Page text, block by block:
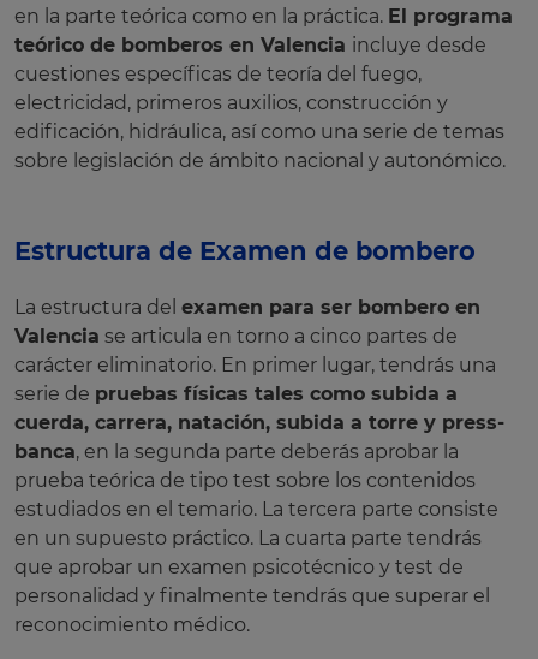
en la parte teórica como en la práctica. El programa
teórico de bomberos en Valencia incluye desde
cuestiones específicas de teoría del fuego,
electricidad, primeros auxilios, construcción y
edificación, hidráulica, así como una serie de temas
sobre legislación de ámbito nacional y autonómico.
Estructura de Examen de bombero
La estructura del examen para ser bombero en
Valencia se articula en torno a cinco partes de
carácter eliminatorio. En primer lugar, tendrás una
serie de pruebas físicas tales como subida a
cuerda, carrera, natación, subida a torre y press-
banca, en la segunda parte deberás aprobar la
prueba teórica de tipo test sobre los contenidos
estudiados en el temario. La tercera parte consiste
en un supuesto práctico. La cuarta parte tendrás
que aprobar un examen psicotécnico y test de
personalidad y finalmente tendrás que superar el
reconocimiento médico.